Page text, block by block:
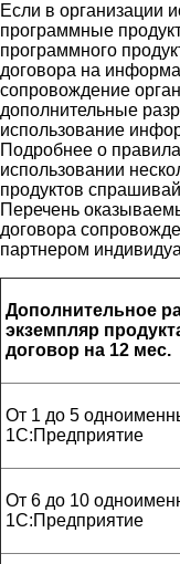
Если в организации
программные
программного
договора на
сопровождение
дополнительные
использование
Подробнее о
использовании
продуктов
Перечень
договора
партнером
Дополнительное
экземпляр
договор на 12 мес.
От 1 до 5
1С:Предприятие
От 6 до 10
1С:Предприятие